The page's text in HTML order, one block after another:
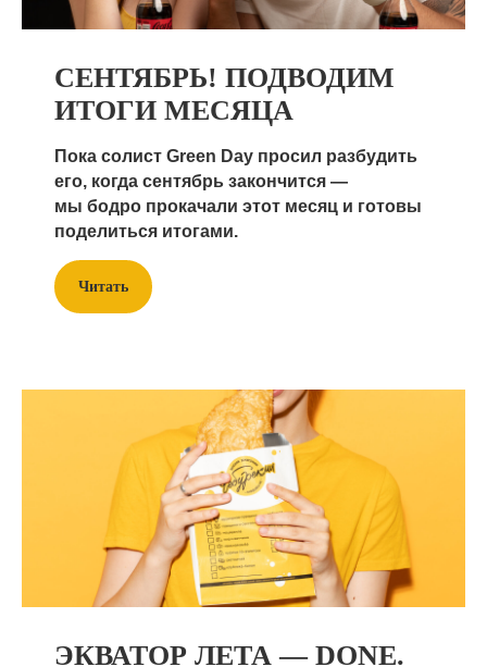
СЕНТЯБРЬ! ПОДВОДИМ
ИТОГИ МЕСЯЦА
Пока солист Green Day просил разбудить
его, когда сентябрь закончится —
мы бодро прокачали этот месяц и готовы
поделиться итогами.
Читать
ЭКВАТОР ЛЕТА — DONE.
Читайте на topfranchise.ru